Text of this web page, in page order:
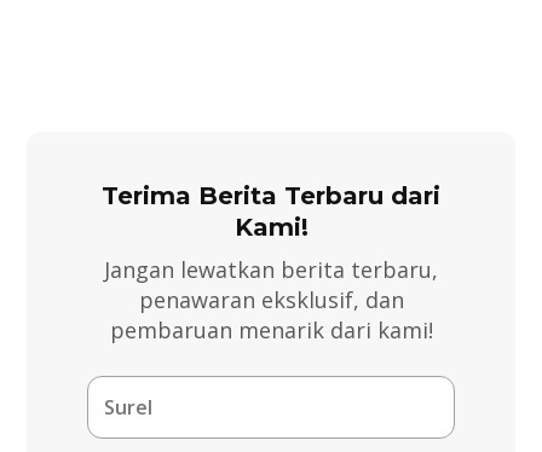
Terima Berita Terbaru dari
Kami!
Jangan lewatkan berita terbaru,
penawaran eksklusif, dan
pembaruan menarik dari kami!